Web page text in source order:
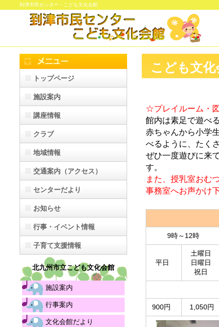
到津市民センター・こども文化会館
こども文
☆プレイルーム・
館内は素足で遊べ
赤ちゃんから小学
べるように、たく
ぜひ一度遊びに来
す。
また、授乳室おむ
事務室へお声かけ
9時～12時
平日
土曜日
日曜日
祝日
900円 1,050円
トップページ
施設案内
講座情報
クラブ
地域情報
交通案内（アクセス）
センターだより
お知らせ
行事・イベント情報
子育て支援情報
北九州市立こども文化会館
施設案内
行事案内
文化会館だより